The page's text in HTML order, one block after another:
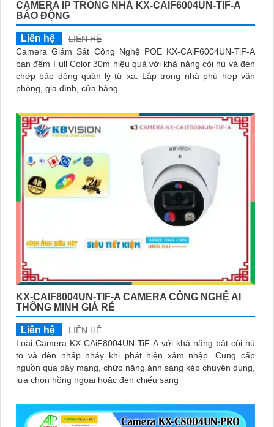
CAMERA IP TRONG NHÀ KX-CAIF6004UN-TIF-A
BÁO ĐỘNG
Liên hệ
LIÊN HỆ
Camera Giám Sát Công Nghệ POE KX-CAiF6004UN-TiF-A
ban đêm Full Color 30m hiệu quả với khả năng còi hú và đèn
chớp báo động quản lý từ xa. Lắp trong nhà phù hợp văn
phòng, gia đình, cửa hàng
KX-CAIF8004UN-TIF-A CAMERA CÔNG NGHỆ AI
THÔNG MINH GIÁ RẺ
Liên hệ
LIÊN HỆ
Loại Camera KX-CAiF8004UN-TiF-A với khả năng bật còi hú
to và đèn nhấp nháy khi phát hiện xâm nhập. Cung cấp
nguồn qua dây mạng, chức năng ánh sáng kép chuyên dụng,
lựa chọn hồng ngoại hoặc đèn chiếu sáng